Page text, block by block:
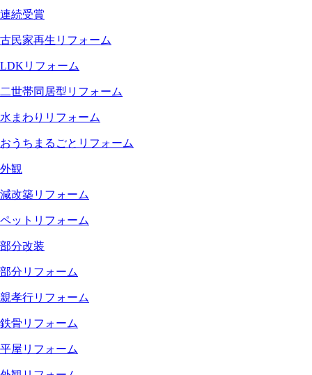
連続受賞
古民家再生リフォーム
LDKリフォーム
二世帯同居型リフォーム
水まわりリフォーム
おうちまるごとリフォーム
外観
減改築リフォーム
ペットリフォーム
部分改装
部分リフォーム
親孝行リフォーム
鉄骨リフォーム
平屋リフォーム